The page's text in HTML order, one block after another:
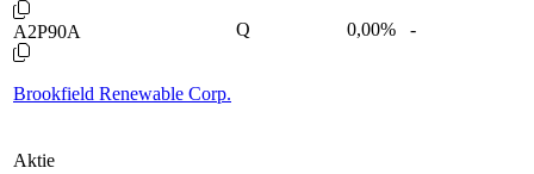
A2P90A
Brookfield Renewable Corp.
Q 0,00% -
Aktie